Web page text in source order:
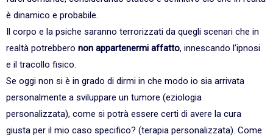
è dinamico e probabile.
Il corpo e la psiche saranno terrorizzati da quegli scenari che in
realtà potrebbero non appartenermi affatto, innescando l’ipnosi
e il tracollo fisico.
Se oggi non si è in grado di dirmi in che modo io sia arrivata
personalmente a sviluppare un tumore (eziologia
personalizzata), come si potrà essere certi di avere la cura
giusta per il mio caso specifico? (terapia personalizzata). Come